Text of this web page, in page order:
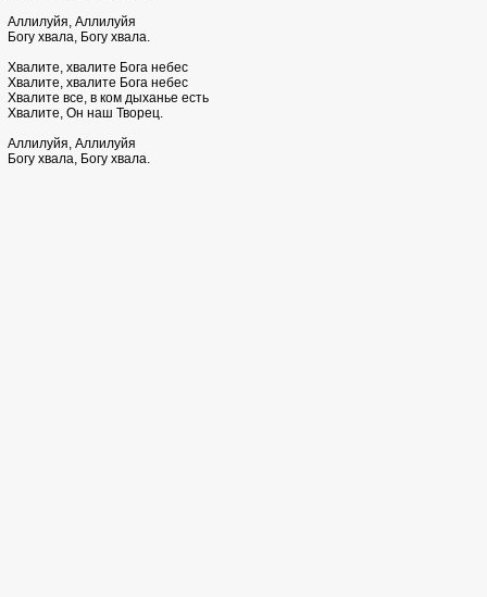
Аллилуйя, Аллилуйя
Богу хвала, Богу хвала.
Хвалите, хвалите Бога небес
Хвалите, хвалите Бога небес
Хвалите все, в ком дыханье есть
Хвалите, Он наш Творец.
Аллилуйя, Аллилуйя
Богу хвала, Богу хвала.